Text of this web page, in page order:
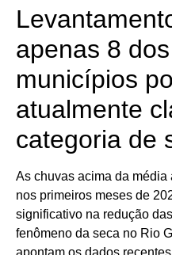
apenas 8
municípios
atualmente
categoria de
As chuvas acima da
nos primeiros meses de
significativo na redução
fenômeno da seca no Rio
apontam os dados